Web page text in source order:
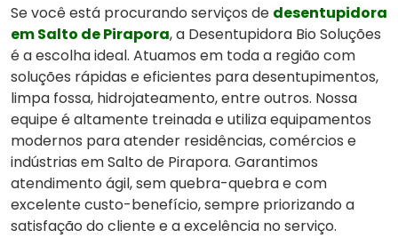
Se você está procurando serviços de desentupidora
em Salto de Pirapora, a Desentupidora Bio Soluções
é a escolha ideal. Atuamos em toda a região com
soluções rápidas e eficientes para desentupimentos,
limpa fossa, hidrojateamento, entre outros. Nossa
equipe é altamente treinada e utiliza equipamentos
modernos para atender residências, comércios e
indústrias em Salto de Pirapora. Garantimos
atendimento ágil, sem quebra-quebra e com
excelente custo-benefício, sempre priorizando a
satisfação do cliente e a excelência no serviço.